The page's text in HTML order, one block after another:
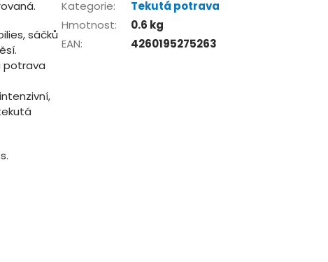
sáčků
potrava
Kategorie:
Tekutá potrava
Hmotnost:
0.6 kg
EAN: 4260195275263